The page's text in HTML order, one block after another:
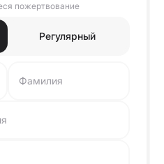
пожертвование
Регулярный
Фамилия